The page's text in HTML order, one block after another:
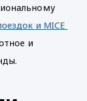
организацию деловых поездок профессиональному
и MICE
и